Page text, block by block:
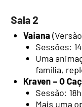
Sala 2
Vaiana
Sessões:
Uma
família,
Kraven – O
Sessão:
Mais uma